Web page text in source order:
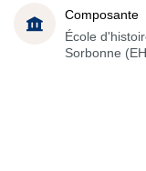
Composante
École
Sorbonne